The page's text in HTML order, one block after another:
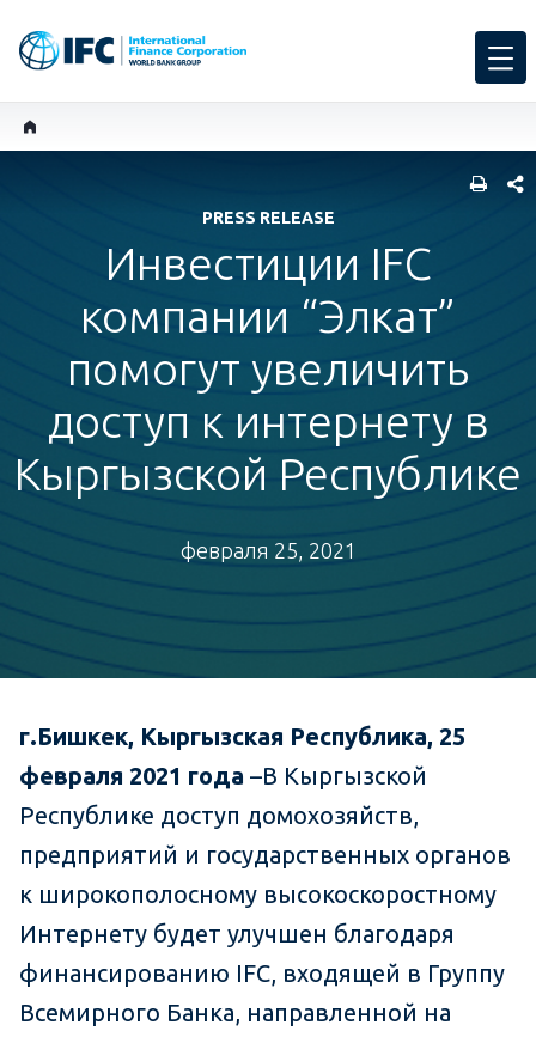
PRESS RELEASE
Инвестиции IFC
компании “Элкат”
помогут увеличить
доступ к интернету в
Кыргызской Республике
февраля 25, 2021
г.Бишкек, Кыргызская Республика, 25
февраля 2021 года –В Кыргызской
Республике доступ домохозяйств,
предприятий и государственных органов
к широкополосному высокоскоростному
Интернету будет улучшен благодаря
финансированию IFC, входящей в Группу
Всемирного Банка, направленной на